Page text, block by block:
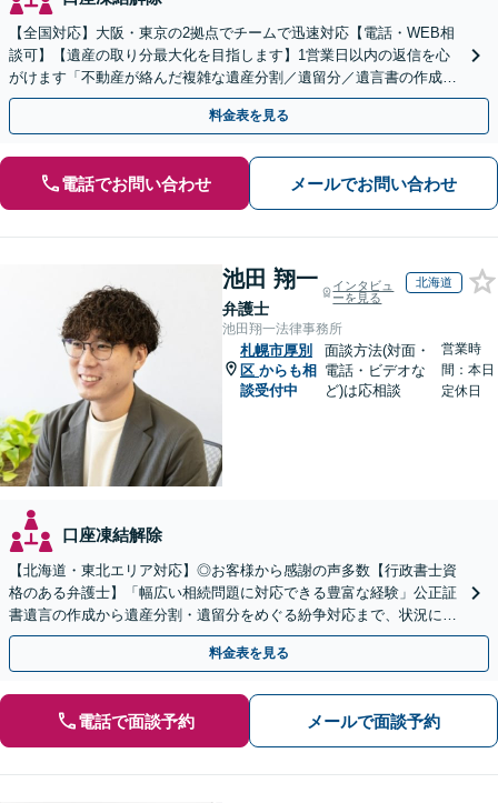
【全国対応】大阪・東京の2拠点でチームで迅速対応【電話・WEB相
談可】【遺産の取り分最大化を目指します】1営業日以内の返信を心
がけます「不動産が絡んだ複雑な遺産分割／遺留分／遺言書の作成・
執行／事業承継など、お任せください」【休日相談あり】
料金表を見る
電話でお問い合わせ メールでお問い合わせ
池田 翔一
弁護士
インタビュ
ーを見る
北海道
池田翔一法律事務所
札幌市厚別
区 からも相
談受付中
面談方法(対面・
電話・ビデオな
ど)は応相談
営業時
間：本日
定休日
口座凍結解除
【北海道・東北エリア対応】◎お客様から感謝の声多数【行政書士資
格のある弁護士】「幅広い相続問題に対応できる豊富な経験」公正証
書遺言の作成から遺産分割・遺留分をめぐる紛争対応まで、状況に応
じた最適な方法をご提案します【夜間相談可】
料金表を見る
電話で面談予約 メールで面談予約